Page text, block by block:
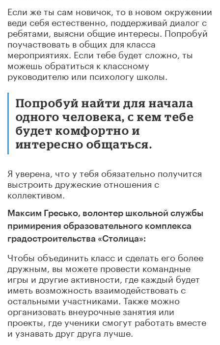
Если же ты сам новичок, то в новом окружении
веди себя естественно, поддерживай диалог с
ребятами, выясни общие интересы. Попробуй
поучаствовать в общих для класса
мероприятиях. Если тебе будет сложно, ты
можешь обратиться к классному
руководителю или психологу школы.
Попробуй найти для начала
одного человека, с кем тебе
будет комфортно и
интересно общаться.
Я уверена, что у тебя обязательно получится
выстроить дружеские отношения с
коллективом.
Максим Гресько, волонтер школьной службы
примирения образовательного комплекса
градостроительства «Столица»:
Чтобы объединить класс и сделать его более
дружным, вы можете провести командные
игры и другие активности, где каждый будет
иметь возможность взаимодействовать с
остальными участниками. Также можно
организовать внеурочные занятия или
проекты, где ученики смогут работать вместе
и узнавать друг друга лучше.